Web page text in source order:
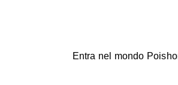
Entra nel mondo